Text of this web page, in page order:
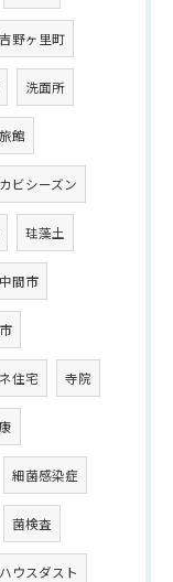
吉野ヶ里町
洗面所
旅館
カビシーズン
珪藻土
中間市
住宅 寺院
細菌感染症
菌検査
ハウスダスト